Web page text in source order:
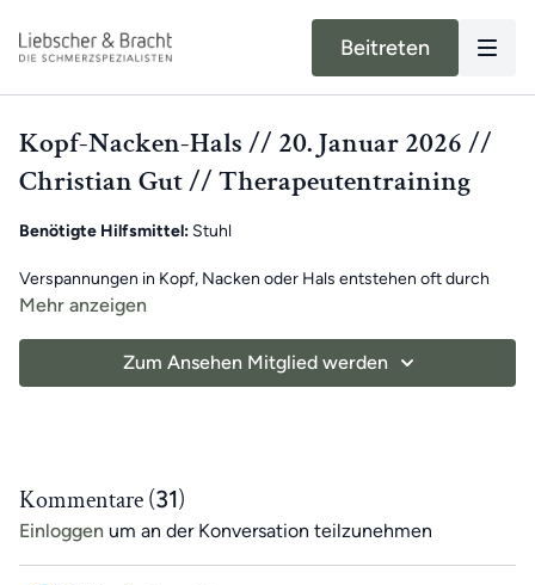
Beitreten
Kopf-Nacken-Hals // 20. Januar 2026 //
Christian Gut // Therapeutentraining
Benötigte Hilfsmittel: Stuhl
Verspannungen in Kopf, Nacken oder Hals entstehen oft durch
Fehlhaltungen und Überlastung im Alltag.
Christian hat heute ein intensives Training vorbereitet, das genau
hier ansetzt. Gemeinsam arbeitet ihr an den häufigsten Ursachen
Mehr anzeigen
Zum Ansehen Mitglied werden
Kommentare (31)
Einloggen um an der Konversation teilzunehmen